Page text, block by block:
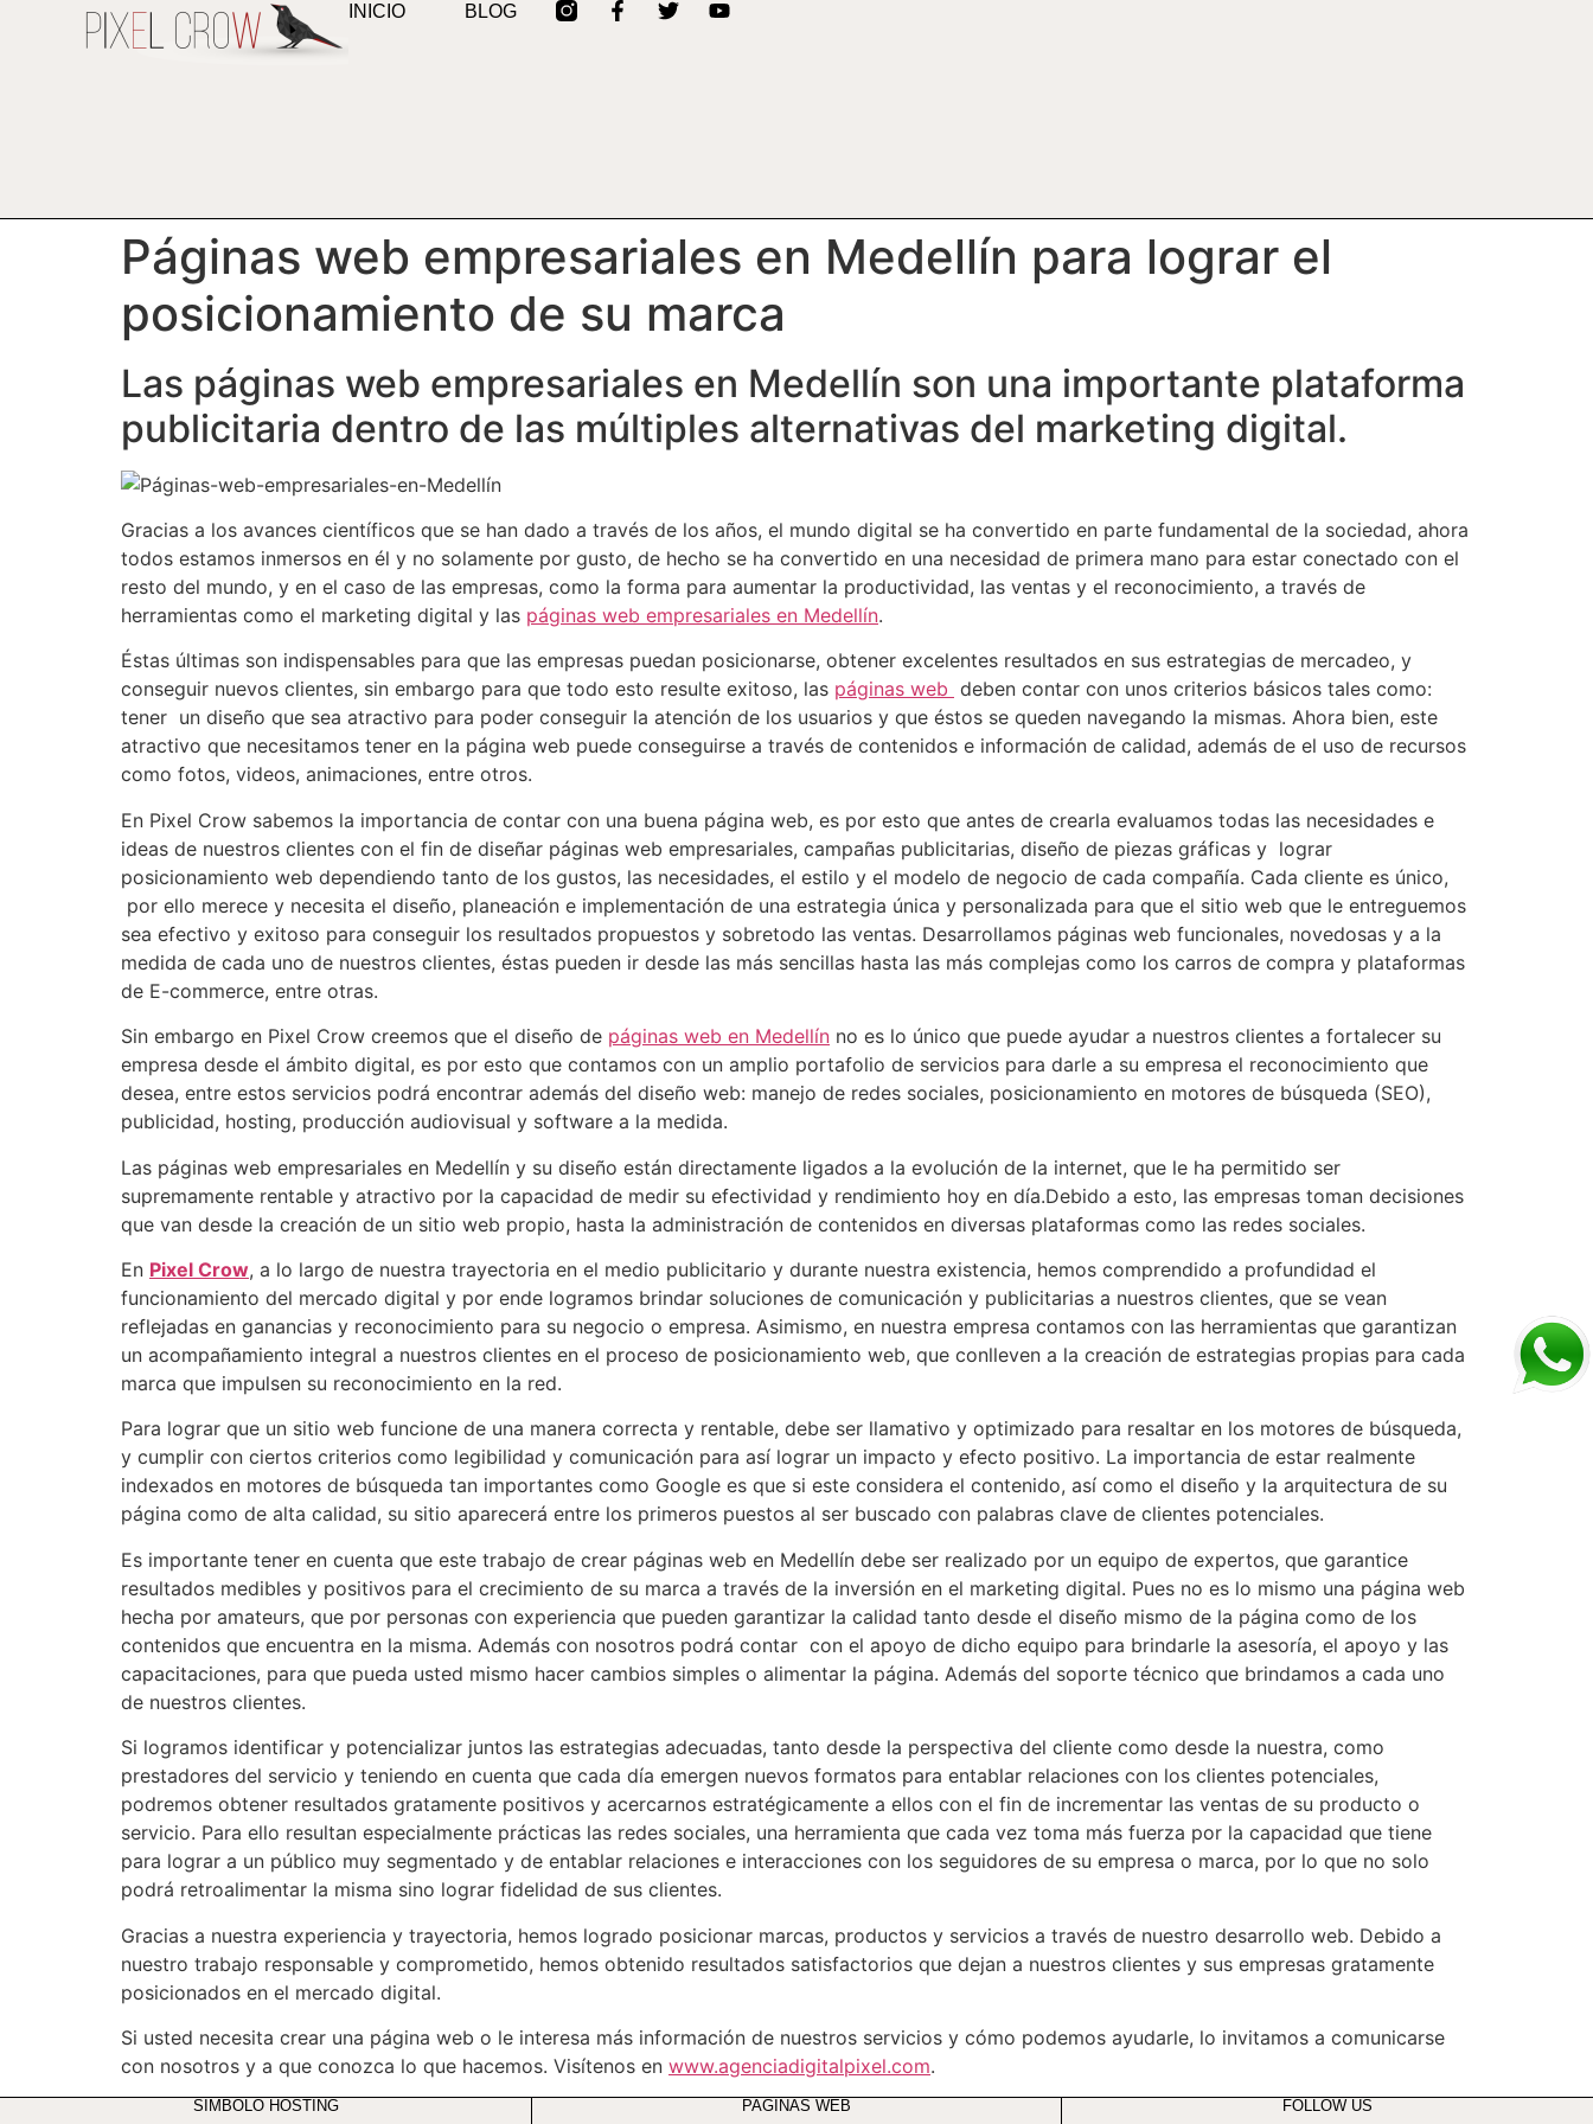
contenido INICIO BLOG
Páginas web empresariales en Medellín para lograr el
posicionamiento de su marca
Las páginas web empresariales en Medellín son una importante plataforma
publicitaria dentro de las múltiples alternativas del marketing digital.
Gracias a los avances científicos que se han dado a través de los años, el mundo digital se ha convertido en parte fundamental de la sociedad, ahora
todos estamos inmersos en él y no solamente por gusto, de hecho se ha convertido en una necesidad de primera mano para estar conectado con el
resto del mundo, y en el caso de las empresas, como la forma para aumentar la productividad, las ventas y el reconocimiento, a través de
herramientas como el marketing digital y las páginas web empresariales en Medellín.
Éstas últimas son indispensables para que las empresas puedan posicionarse, obtener excelentes resultados en sus estrategias de mercadeo, y
conseguir nuevos clientes, sin embargo para que todo esto resulte exitoso, las páginas web deben contar con unos criterios básicos tales como:
tener un diseño que sea atractivo para poder conseguir la atención de los usuarios y que éstos se queden navegando la mismas. Ahora bien, este
atractivo que necesitamos tener en la página web puede conseguirse a través de contenidos e información de calidad, además de el uso de recursos
como fotos, videos, animaciones, entre otros.
En Pixel Crow sabemos la importancia de contar con una buena página web, es por esto que antes de crearla evaluamos todas las necesidades e
ideas de nuestros clientes con el fin de diseñar páginas web empresariales, campañas publicitarias, diseño de piezas gráficas y lograr
posicionamiento web dependiendo tanto de los gustos, las necesidades, el estilo y el modelo de negocio de cada compañía. Cada cliente es único,
por ello merece y necesita el diseño, planeación e implementación de una estrategia única y personalizada para que el sitio web que le entreguemos
sea efectivo y exitoso para conseguir los resultados propuestos y sobretodo las ventas. Desarrollamos páginas web funcionales, novedosas y a la
medida de cada uno de nuestros clientes, éstas pueden ir desde las más sencillas hasta las más complejas como los carros de compra y plataformas
de E-commerce, entre otras.
Sin embargo en Pixel Crow creemos que el diseño de páginas web en Medellín no es lo único que puede ayudar a nuestros clientes a fortalecer su
empresa desde el ámbito digital, es por esto que contamos con un amplio portafolio de servicios para darle a su empresa el reconocimiento que
desea, entre estos servicios podrá encontrar además del diseño web: manejo de redes sociales, posicionamiento en motores de búsqueda (SEO),
publicidad, hosting, producción audiovisual y software a la medida.
Las páginas web empresariales en Medellín y su diseño están directamente ligados a la evolución de la internet, que le ha permitido ser
supremamente rentable y atractivo por la capacidad de medir su efectividad y rendimiento hoy en día.Debido a esto, las empresas toman decisiones
que van desde la creación de un sitio web propio, hasta la administración de contenidos en diversas plataformas como las redes sociales.
En Pixel Crow, a lo largo de nuestra trayectoria en el medio publicitario y durante nuestra existencia, hemos comprendido a profundidad el
funcionamiento del mercado digital y por ende logramos brindar soluciones de comunicación y publicitarias a nuestros clientes, que se vean
reflejadas en ganancias y reconocimiento para su negocio o empresa. Asimismo, en nuestra empresa contamos con las herramientas que garantizan
un acompañamiento integral a nuestros clientes en el proceso de posicionamiento web, que conlleven a la creación de estrategias propias para cada
marca que impulsen su reconocimiento en la red.
Para lograr que un sitio web funcione de una manera correcta y rentable, debe ser llamativo y optimizado para resaltar en los motores de búsqueda,
y cumplir con ciertos criterios como legibilidad y comunicación para así lograr un impacto y efecto positivo. La importancia de estar realmente
indexados en motores de búsqueda tan importantes como Google es que si este considera el contenido, así como el diseño y la arquitectura de su
página como de alta calidad, su sitio aparecerá entre los primeros puestos al ser buscado con palabras clave de clientes potenciales.
Es importante tener en cuenta que este trabajo de crear páginas web en Medellín debe ser realizado por un equipo de expertos, que garantice
resultados medibles y positivos para el crecimiento de su marca a través de la inversión en el marketing digital. Pues no es lo mismo una página web
hecha por amateurs, que por personas con experiencia que pueden garantizar la calidad tanto desde el diseño mismo de la página como de los
contenidos que encuentra en la misma. Además con nosotros podrá contar con el apoyo de dicho equipo para brindarle la asesoría, el apoyo y las
capacitaciones, para que pueda usted mismo hacer cambios simples o alimentar la página. Además del soporte técnico que brindamos a cada uno
de nuestros clientes.
Si logramos identificar y potencializar juntos las estrategias adecuadas, tanto desde la perspectiva del cliente como desde la nuestra, como
prestadores del servicio y teniendo en cuenta que cada día emergen nuevos formatos para entablar relaciones con los clientes potenciales,
podremos obtener resultados gratamente positivos y acercarnos estratégicamente a ellos con el fin de incrementar las ventas de su producto o
servicio. Para ello resultan especialmente prácticas las redes sociales, una herramienta que cada vez toma más fuerza por la capacidad que tiene
para lograr a un público muy segmentado y de entablar relaciones e interacciones con los seguidores de su empresa o marca, por lo que no solo
podrá retroalimentar la misma sino lograr fidelidad de sus clientes.
Gracias a nuestra experiencia y trayectoria, hemos logrado posicionar marcas, productos y servicios a través de nuestro desarrollo web. Debido a
nuestro trabajo responsable y comprometido, hemos obtenido resultados satisfactorios que dejan a nuestros clientes y sus empresas gratamente
posicionados en el mercado digital.
Si usted necesita crear una página web o le interesa más información de nuestros servicios y cómo podemos ayudarle, lo invitamos a comunicarse
con nosotros y a que conozca lo que hacemos. Visítenos en www.agenciadigitalpixel.com.
SIMBOLO HOSTING PAGINAS WEB FOLLOW US